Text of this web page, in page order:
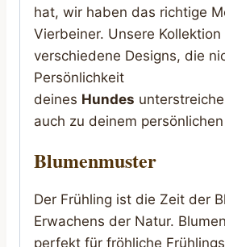
hat, wir haben das richtige
Vierbeiner. Unsere
verschiedene Designs, die
Persönlichkeit
deines Hundes
auch zu deinem
Blumenmuster
Der Frühling ist die Zeit der
Erwachens der Natur.
perfekt für fröhliche